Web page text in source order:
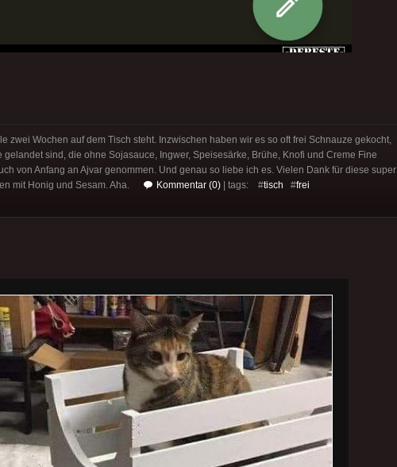
zwei Wochen auf dem Tisch steht. Inzwischen haben wir es so oft frei Schnauze gekocht,
sind, die ohne Sojasauce, Ingwer, Speisesärke, Brühe, Knofi und Creme Fine
von Anfang an Ajvar genommen. Und genau so liebe ich es. Vielen Dank für diese super
mit Honig und Sesam. Aha.
Kommentar (0) | tags: #tisch #frei